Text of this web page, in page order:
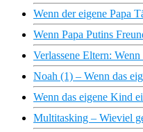
Wenn der eigene Papa
Wenn Papa Putins
Verlassene Eltern:
Noah (1) – Wenn das
Wenn das eigene Kind
Multitasking – Wieviel